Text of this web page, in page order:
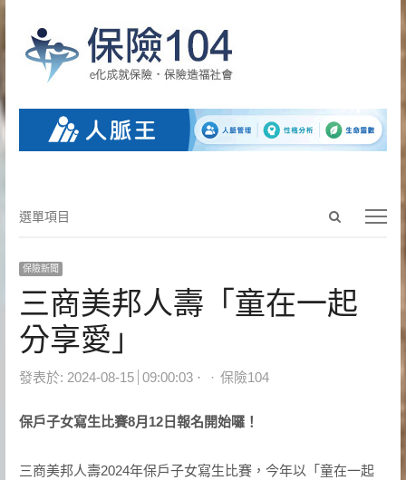
Open
search
選
項
目
選單項目
保險新聞
三商美邦人壽「童在一起
分享愛」
發表於: 2024-08-15 09:00:03 Author
保險104
保戶子女寫生比賽8月12日報名開始囉！
三商美邦人壽2024年保戶子女寫生比賽，今年以「童在一起